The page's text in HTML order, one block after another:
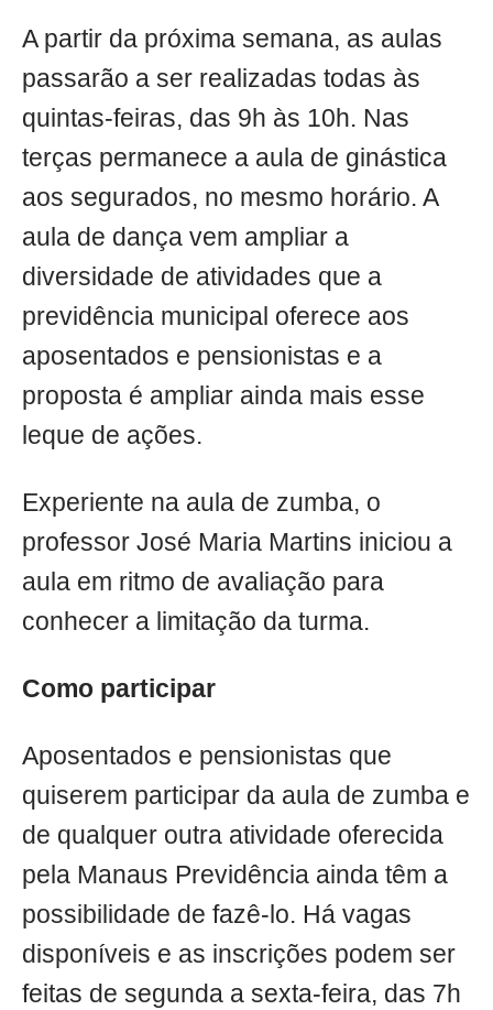
A partir da próxima semana, as aulas
passarão a ser realizadas todas às
quintas-feiras, das 9h às 10h. Nas
terças permanece a aula de ginástica
aos segurados, no mesmo horário. A
aula de dança vem ampliar a
diversidade de atividades que a
previdência municipal oferece aos
aposentados e pensionistas e a
proposta é ampliar ainda mais esse
leque de ações.
Experiente na aula de zumba, o
professor José Maria Martins iniciou a
aula em ritmo de avaliação para
conhecer a limitação da turma.
Como participar
Aposentados e pensionistas que
quiserem participar da aula de zumba e
de qualquer outra atividade oferecida
pela Manaus Previdência ainda têm a
possibilidade de fazê-lo. Há vagas
disponíveis e as inscrições podem ser
feitas de segunda a sexta-feira, das 7h